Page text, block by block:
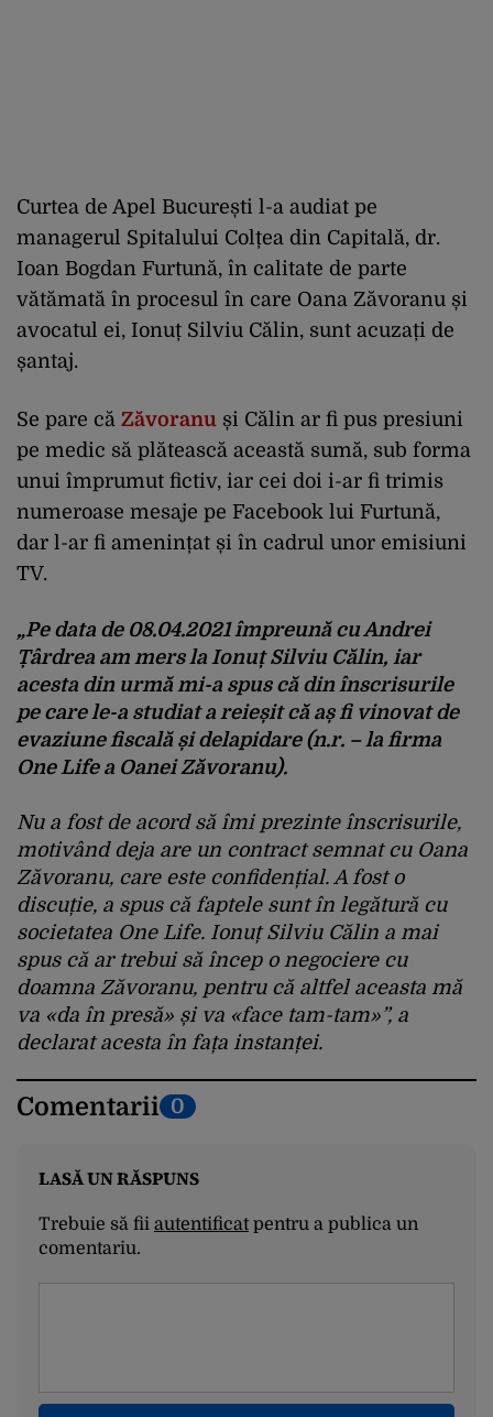
Curtea de Apel București l-a audiat pe
managerul Spitalului Colțea din Capitală, dr.
Ioan Bogdan Furtună, în calitate de parte
vătămată în procesul în care Oana Zăvoranu și
avocatul ei, Ionuț Silviu Călin, sunt acuzați de
șantaj.
Se pare că Zăvoranu și Călin ar fi pus presiuni
pe medic să plătească această sumă, sub forma
unui împrumut fictiv, iar cei doi i-ar fi trimis
numeroase mesaje pe Facebook lui Furtună,
dar l-ar fi amenințat și în cadrul unor emisiuni
TV.
„Pe data de 08.04.2021 împreună cu Andrei
Țârdrea am mers la Ionuț Silviu Călin, iar
acesta din urmă mi-a spus că din înscrisurile
pe care le-a studiat a reieșit că aș fi vinovat de
evaziune fiscală și delapidare (n.r. – la firma
One Life a Oanei Zăvoranu).
Nu a fost de acord să îmi prezinte înscrisurile,
motivând deja are un contract semnat cu Oana
Zăvoranu, care este confidențial. A fost o
discuție, a spus că faptele sunt în legătură cu
societatea One Life. Ionuț Silviu Călin a mai
spus că ar trebui să încep o negociere cu
doamna Zăvoranu, pentru că altfel aceasta mă
va «da în presă» și va «face tam-tam»”, a
declarat acesta în fața instanței.
Comentarii 0
LASĂ UN RĂSPUNS
Trebuie să fii autentificatpentru a publica un
comentariu.